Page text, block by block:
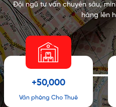
Đội ngũ tư vấn chuyên sâu,
hàng lên
+50,000
Văn phòng Cho Thuê